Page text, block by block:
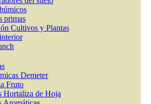
primas
Cultivos y Plantas
Demeter
Fruto
Hortaliza de Hoja